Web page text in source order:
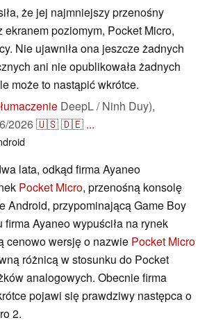
że jej najmniejszy przenośny
ekranem poziomym, Pocket Micro,
Nie ujawniła ona jeszcze żadnych
ani nie opublikowała żadnych
może to nastąpić wkrótce.
DeepL / Ninh Duy),
2026🇺🇸🇩🇪 ...
lata, odkąd firma Ayaneo
Pocket Micro, przenośną konsolę
Android, przypominającą Game Boy
firma Ayaneo wypuściła na rynek
cenowo wersję o nazwie Pocket Micro
różnicą w stosunku do Pocket
analogowych. Obecnie firma
pojawi się prawdziwy następca o
2.